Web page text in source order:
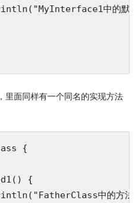
"MyInterface1中的默
里面同样有一个同名的实现方法
{
()
{
"FatherClass中的方法